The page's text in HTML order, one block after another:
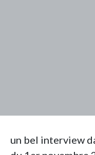
un bel interview